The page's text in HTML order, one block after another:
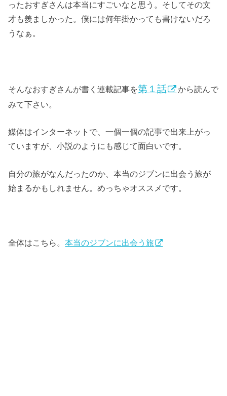
ったおすぎさんは本当にすごいなと思う。そしてその文
才も羨ましかった。僕には何年掛かっても書けないだろ
うなぁ。
そんなおすぎさんが書く連載記事を第１話
から読んで
みて下さい。
媒体はインターネットで、一個一個の記事で出来上がっ
ていますが、小説のようにも感じて面白いです。
自分の旅がなんだったのか、本当のジブンに出会う旅が
始まるかもしれません。めっちゃオススメです。
全体はこちら。本当のジブンに出会う旅